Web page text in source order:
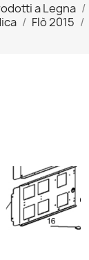
a Legna
Flò 2015